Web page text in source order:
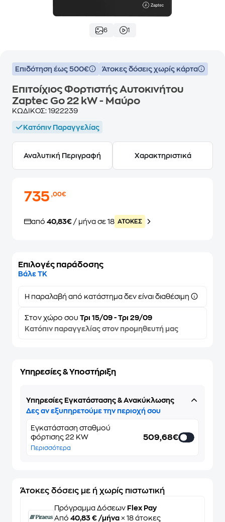
6 1
Επιδότηση έως 500€ Άτοκες δόσεις χωρίς κάρτα
Επιτοίχιος Φορτιστής Αυτοκινήτου
Zaptec Go 22 kW - Μαύρο
ΚΩΔΙΚΟΣ: 1922239
Κατόπιν Παραγγελίας
Αναλυτική Περιγραφή Χαρακτηριστικά
735,00€
από 40,83€ / μήνα σε 18 ATOKEΣ
Επιλογές παράδοσης
Βάλε ΤΚ
Η παραλαβή από κατάστημα δεν είναι διαθέσιμη
Στον χώρο σου Τρι 15/09 - Τρι 29/09
Κατόπιν παραγγελίας στον προμηθευτή μας
Υπηρεσίες & Υποστήριξη
Υπηρεσίες Εγκατάστασης & Ανακύκλωσης
Δες αν εξυπηρετούμε την περιοχή σου
Εγκατάσταση σταθμού
φόρτισης 22 KW
Περισσότερα
509,68€
Άτοκες δόσεις με ή χωρίς πιστωτική
Πρόγραμμα Δόσεων Flex Pay
Από 40,83 € /μήνα × 18 άτοκες